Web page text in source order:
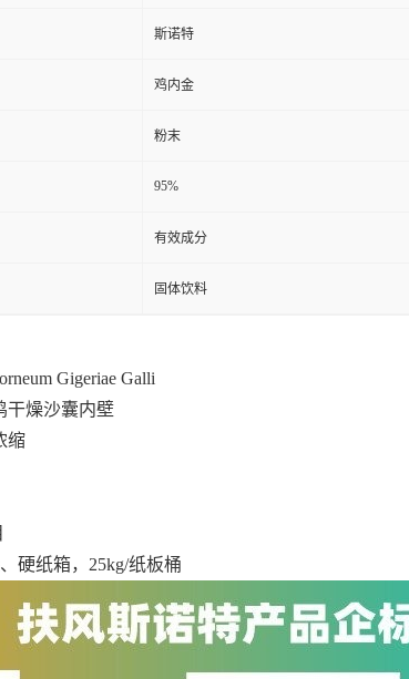
斯诺特
鸡内金
粉末
95%
有效成分
固体饮料
Gigeriae Galli
干燥沙囊内壁
缩
硬纸箱，25kg/纸板桶